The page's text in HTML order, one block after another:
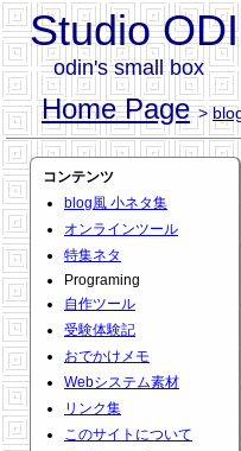
Studio
odin's small box
Home Page >
コンテンツ
blog風 小ネタ集
オンラインツール
特集ネタ
Programing
自作ツール
受験体験記
おでかけメモ
Webシステム素材
リンク集
このサイトについて